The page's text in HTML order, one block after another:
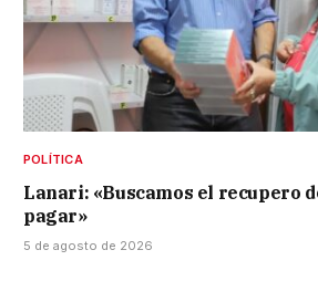
POLÍTICA
Lanari: «Buscamos el recupero
pagar»
5 de agosto de 2026